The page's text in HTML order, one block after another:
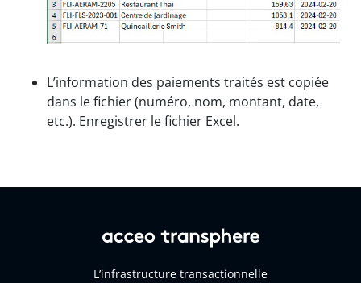
L’information des paiements traités est copiée
dans le fichier (numéro, nom, montant, date,
etc.). Enregistrer le fichier Excel.
L’infrastructure transactionnelle